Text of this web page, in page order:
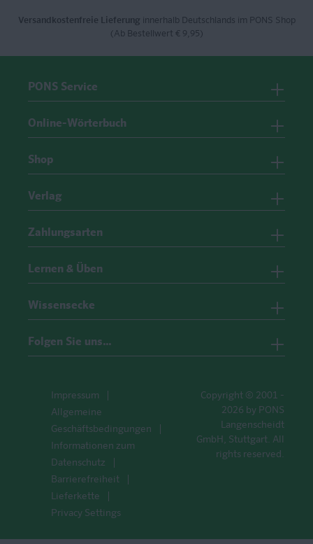
Versandkostenfreie Lieferung innerhalb Deutschlands im PONS Shop
(Ab Bestellwert € 9,95)
PONS Service
Online-Wörterbuch
Shop
Verlag
Zahlungsarten
Lernen & Üben
Wissensecke
Folgen Sie uns…
Impressum
Allgemeine
Geschäftsbedingungen
Informationen zum
Datenschutz
Barrierefreiheit
Lieferkette
Privacy Settings
Copyright © 2001 -
2026 by PONS
Langenscheidt
GmbH, Stuttgart. All
rights reserved.